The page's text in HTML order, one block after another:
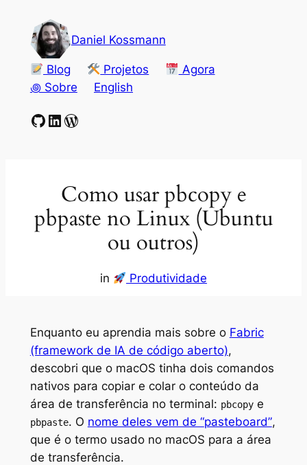
conteúdo
Daniel Kossmann
Blog Projetos
Agora
꩜ Sobre
English
GitHub
LinkedIn
WordPress
Como usar pbcopy e
pbpaste no Linux (Ubuntu
ou outros)
in Produtividade
Enquanto eu aprendia mais sobre o Fabric
(framework de IA de código aberto),
descobri que o macOS tinha dois comandos
nativos para copiar e colar o conteúdo da
área de transferência no terminal: pbcopye
pbpaste. O nome deles vem de “pasteboard”,
que é o termo usado no macOS para a área
de transferência.